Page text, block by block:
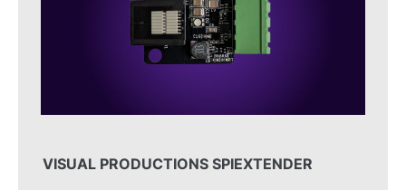
VISUAL PRODUCTIONS SPIEXTENDER